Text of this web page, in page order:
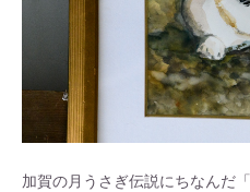
加賀の月うさぎ伝説にちなんだ